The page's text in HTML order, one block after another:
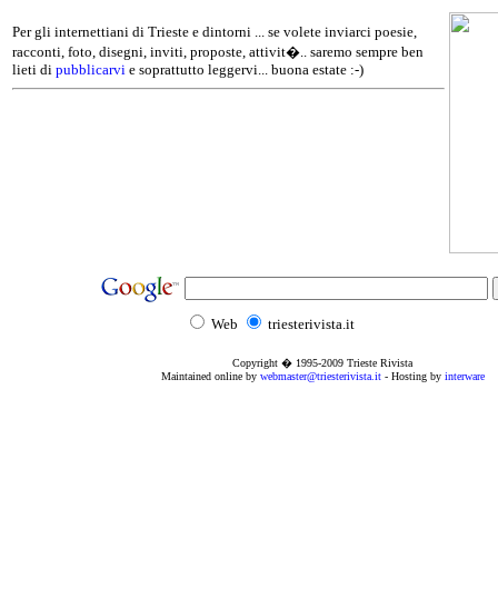
Per gli internettiani di Trieste e dintorni ... se volete inviarci poesie,
racconti, foto, disegni, inviti, proposte, attivit�.. saremo sempre ben
lieti di pubblicarvi e soprattutto leggervi... buona estate :-)
Web triesterivista.it
Copyright � 1995-2009 Trieste Rivista
Maintained online by webmaster@triesterivista.it- Hosting by interware